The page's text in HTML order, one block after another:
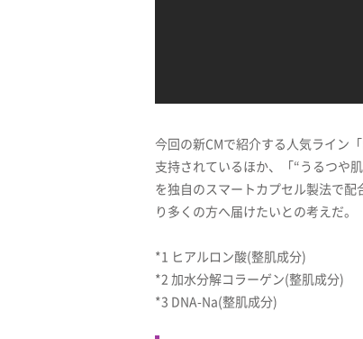
今回の新CMで紹介する人気ライン
支持されているほか、「“うるつや
を独自のスマートカプセル製法で
り多くの方へ届けたいとの考えだ。
*1 ヒアルロン酸(整肌成分)
*2 加水分解コラーゲン(整肌成分)
*3 DNA-Na(整肌成分)